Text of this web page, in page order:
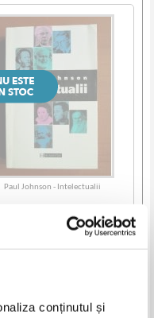
conținutul și
Paul Johnson - Intelectualii